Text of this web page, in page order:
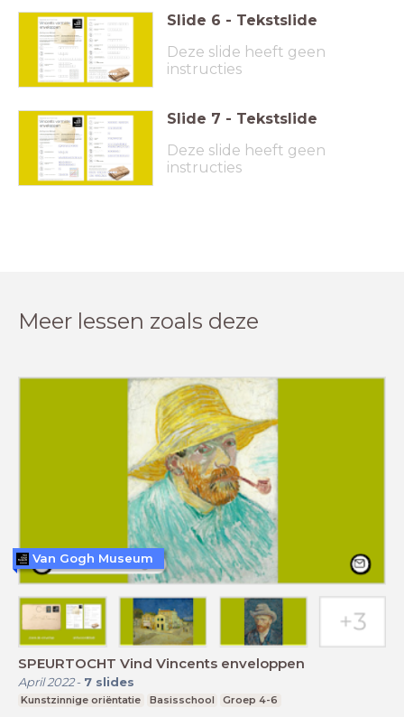
Slide 6 - Tekstslide
Deze slide heeft geen
instructies
Slide 7 - Tekstslide
Deze slide heeft geen
instructies
Meer lessen zoals deze
SPEURTOCHT Vind Vincents enveloppen
April 2022- 7 slides
Kunstzinnige oriëntatie Basisschool Groep 4-6
Van Gogh Museum